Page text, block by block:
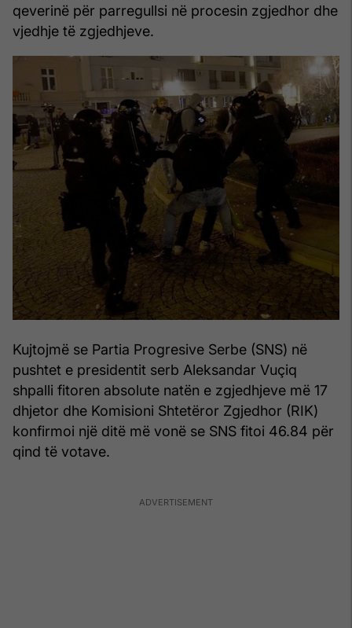
qeverinë për parregullsi në procesin zgjedhor dhe
vjedhje të zgjedhjeve.
Kujtojmë se Partia Progresive Serbe (SNS) në
pushtet e presidentit serb Aleksandar Vuçiq
shpalli fitoren absolute natën e zgjedhjeve më 17
dhjetor dhe Komisioni Shtetëror Zgjedhor (RIK)
konfirmoi një ditë më vonë se SNS fitoi 46.84 për
qind të votave.